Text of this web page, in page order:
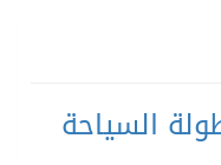
السياحة